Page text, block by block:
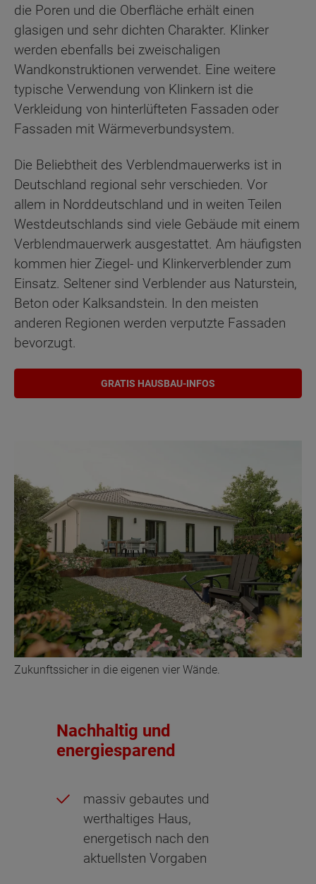
die Poren und die Oberfläche erhält einen
glasigen und sehr dichten Charakter. Klinker
werden ebenfalls bei zweischaligen
Wandkonstruktionen verwendet. Eine weitere
typische Verwendung von Klinkern ist die
Verkleidung von hinterlüfteten Fassaden oder
Fassaden mit Wärmeverbundsystem.
Die Beliebtheit des Verblendmauerwerks ist in
Deutschland regional sehr verschieden. Vor
allem in Norddeutschland und in weiten Teilen
Westdeutschlands sind viele Gebäude mit einem
Verblendmauerwerk ausgestattet. Am häufigsten
kommen hier Ziegel- und Klinkerverblender zum
Einsatz. Seltener sind Verblender aus Naturstein,
Beton oder Kalksandstein. In den meisten
anderen Regionen werden verputzte Fassaden
bevorzugt.
GRATIS HAUSBAU-INFOS
Zukunftssicher in die eigenen vier Wände.
Nachhaltig und
energiesparend
massiv gebautes und
werthaltiges Haus,
energetisch nach den
aktuellsten Vorgaben